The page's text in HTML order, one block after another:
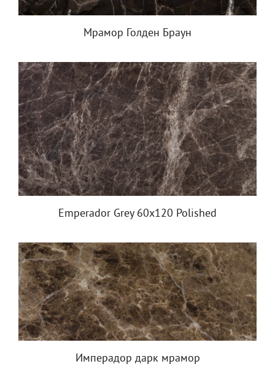
Мрамор Голден Браун
Emperador Grey 60x120 Polished
Имперадор дарк мрамор